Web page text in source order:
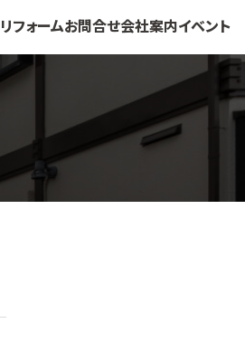
リフォームお問合せ会社案内イベント